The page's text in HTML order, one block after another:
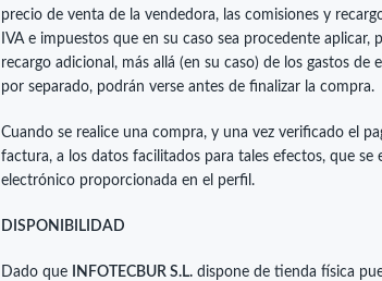
precio de venta de la vendedora, las comisiones y
IVA e impuestos que en su caso sea procedente
recargo adicional, más allá (en su caso) de los gastos de
por separado, podrán verse antes de finalizar la compra.
Cuando se realice una compra, y una vez verificado el
factura, a los datos facilitados para tales efectos, que se
electrónico proporcionada en el perfil.
DISPONIBILIDAD
Dado que INFOTECBUR S.L. dispone de tienda física